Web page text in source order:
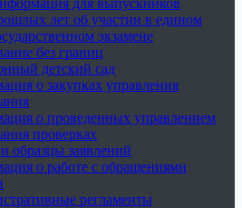
для выпускников
лет об участии в едином
экзамене
без границ
детский сад
о закупках управления
о проведенных управлением
проверках
образцы заявлений
о работе с обращениями
регламенты